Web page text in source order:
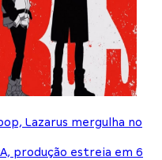
Lazarus mergulha no
produção estreia em 6